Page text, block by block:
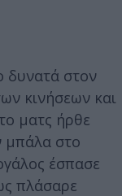
δυνατά στον
κινήσεων και
ματς ήρθε
μπάλα στο
έσπασε
πλάσαρε